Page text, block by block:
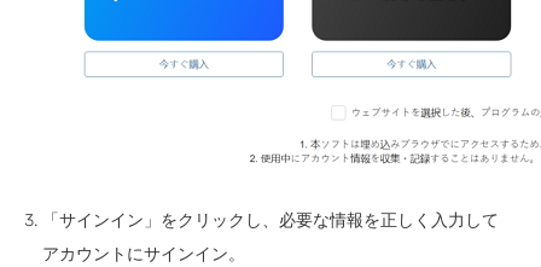
「サインイン」をクリックし、必要な情報を正しく入力して
アカウントにサインイン。